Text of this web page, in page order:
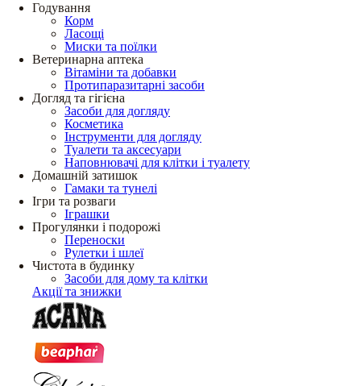
Годування
Корм
Ласощі
Миски та поїлки
Ветеринарна аптека
Вітаміни та добавки
Протипаразитарні засоби
Догляд та гігієна
Засоби для догляду
Косметика
Інструменти для догляду
Туалети та аксесуари
Наповнювачі для клітки і туалету
Домашній затишок
Гамаки та тунелі
Ігри та розваги
Іграшки
Прогулянки і подорожі
Переноски
Рулетки і шлеї
Чистота в будинку
Засоби для дому та клітки
Акції та знижки